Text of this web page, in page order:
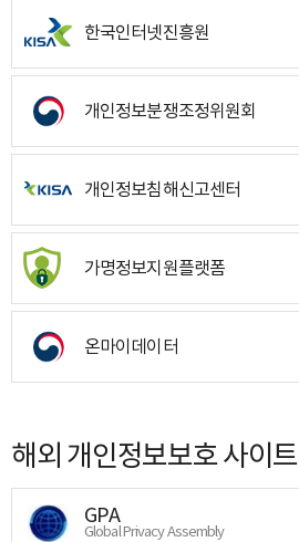
한국인터넷진흥원
개인정보분쟁조정위원회
개인정보침해신고센터
가명정보지원플랫폼
온마이데이터
해외 개인정보보호 사이트
GPA
Global Privacy Assembly